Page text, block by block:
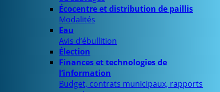
Écocentre et distribution de paillis
Modalités
Eau
Avis d’ébullition
Élection
Finances et technologies de
l’information
Budget, contrats municipaux, rapports